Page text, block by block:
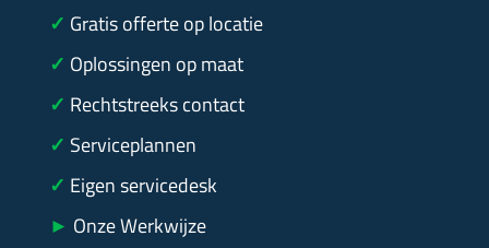
✓ Gratis offerte op locatie
✓ Oplossingen op maat
✓ Rechtstreeks contact
✓ Serviceplannen
✓ Eigen servicedesk
► Onze Werkwijze